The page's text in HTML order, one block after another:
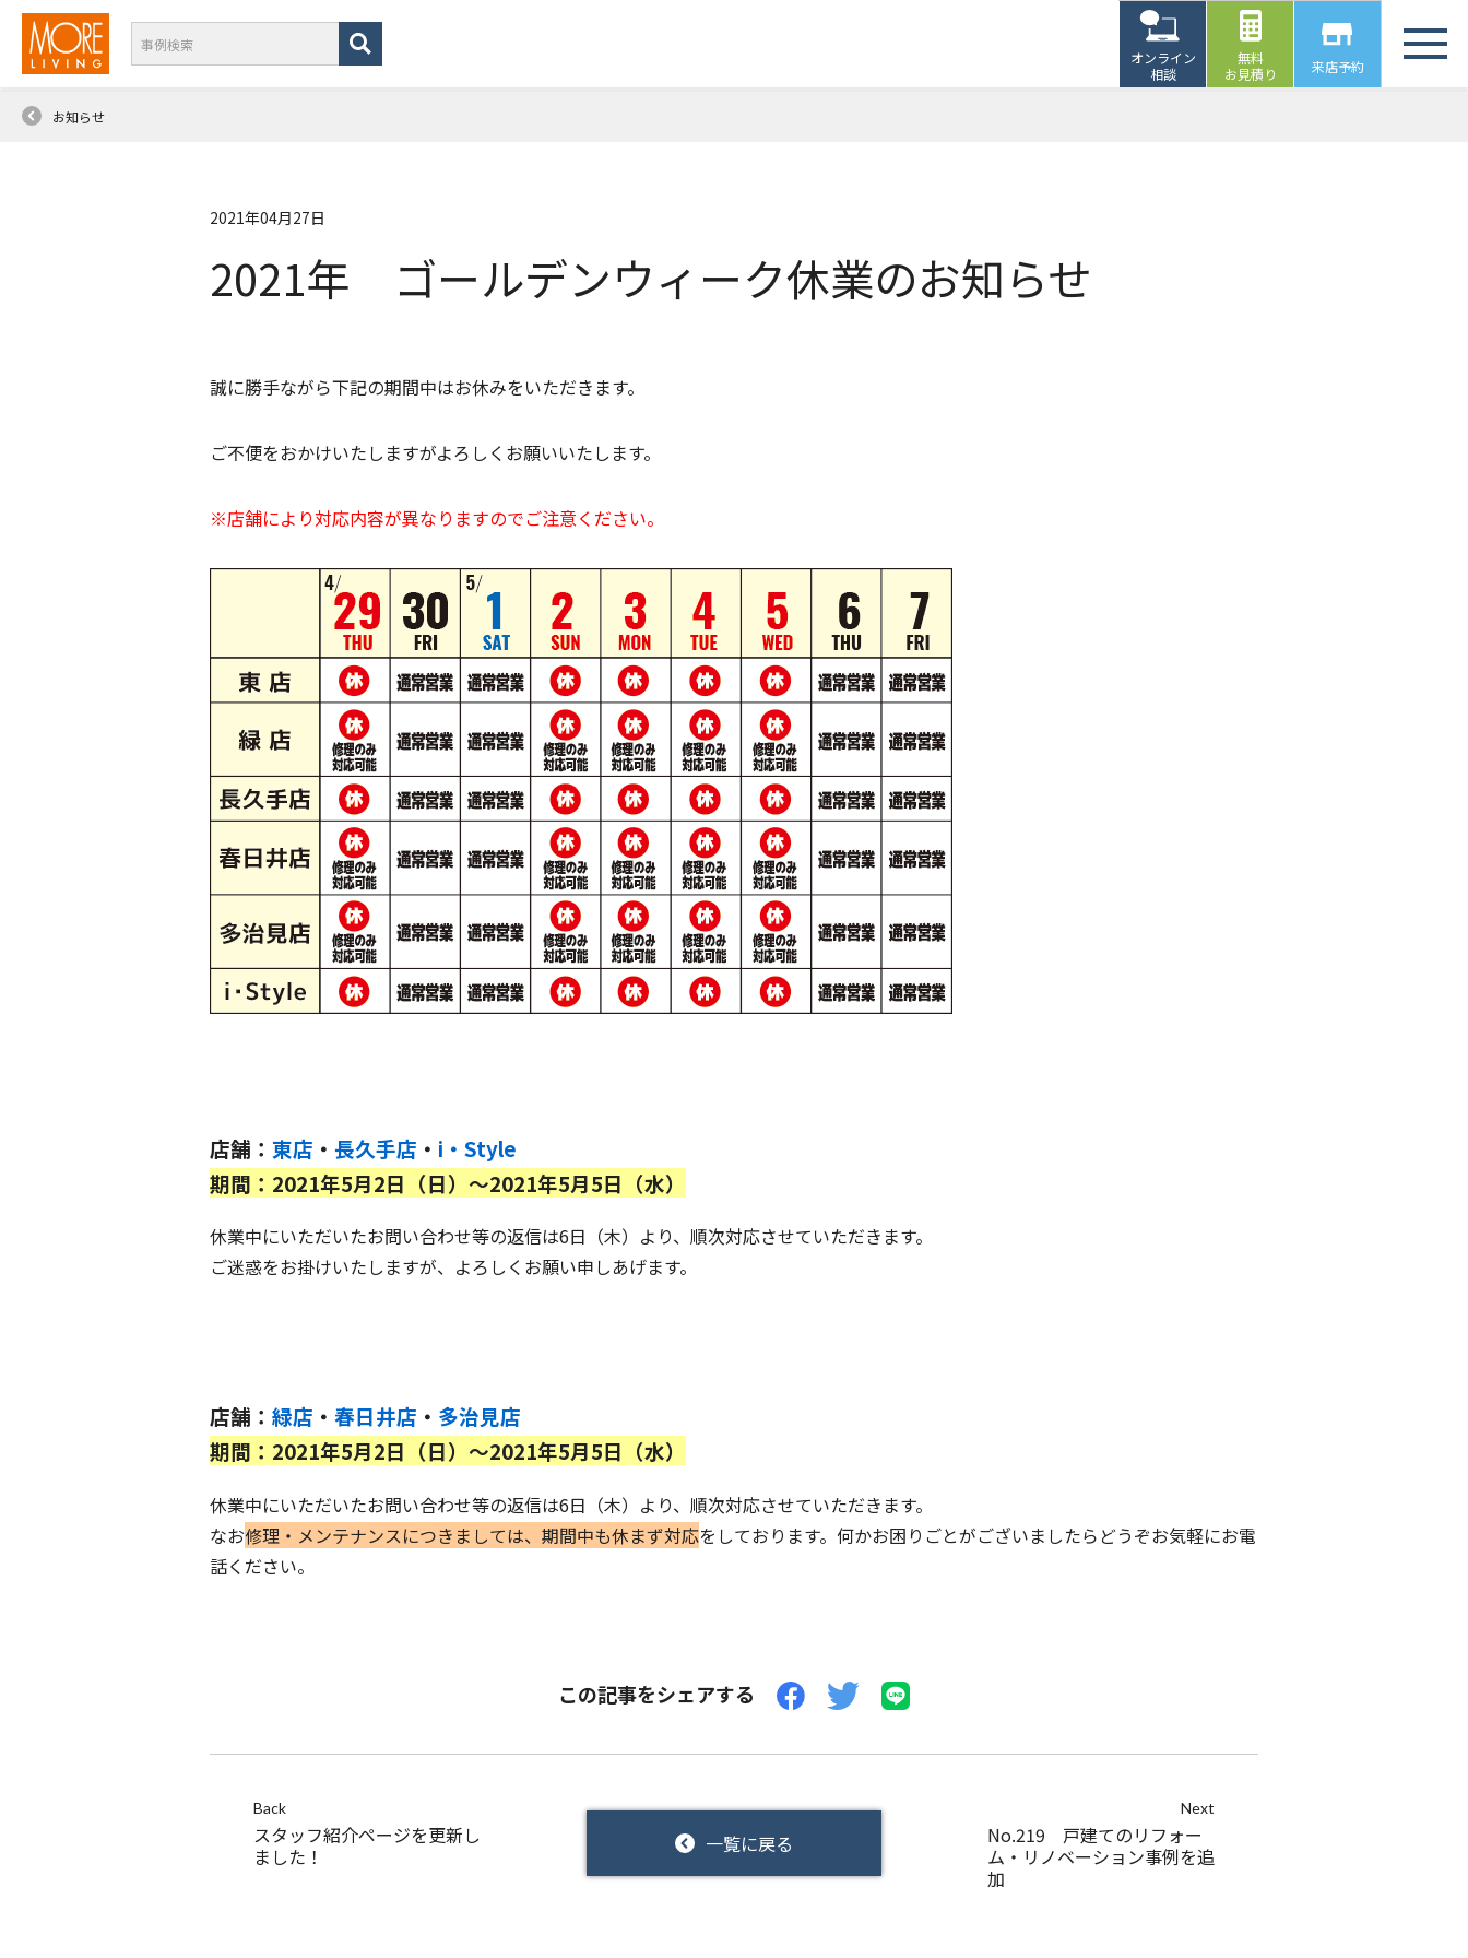
オンライン
相談
無料
お見積り
来店予約
お知らせ
2021年04月27日
2021年 ゴールデンウィーク休業のお知らせ
誠に勝手ながら下記の期間中はお休みをいただきます。
ご不便をおかけいたしますがよろしくお願いいたします。
※店舗により対応内容が異なりますのでご注意ください。
店舗： 東店 ・ 長久手店 ・ i・Style
期間：2021年5月2日（日）〜2021年5月5日（水）
休業中にいただいたお問い合わせ等の返信は6日（木）より、順次対応させていただきます。
ご迷惑をお掛けいたしますが、よろしくお願い申しあげます。
店舗： 緑店 ・ 春日井店 ・ 多治見店
期間：2021年5月2日（日）〜2021年5月5日（水）
休業中にいただいたお問い合わせ等の返信は6日（木）より、順次対応させていただきます。
なお修理・メンテナンスにつきましては、期間中も休まず対応をしております。何かお困りごとがございましたらどうぞお気軽にお電
話ください。
この記事をシェアする
Back
スタッフ紹介ページを更新し
ました！
一覧に戻る
Next
No.219 戸建てのリフォー
ム・リノベーション事例を追
加